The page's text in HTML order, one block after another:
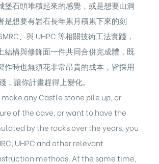
堡石頭堆積起來的感覺，或是想要山洞
是想要有岩石長年累月積累下來的刻
、與 UHPC 等相關技術工法實踐，
結構與修飾面一件共同合併完成體，既
作時也無須花非常昂貴的成本，皆採用
，讓你計畫趕得上變化。
any Castle stone pile up, or
of the cave, or want to have the
by the rocks over the years, you
UHPC and other relevant
methods. At the same time,